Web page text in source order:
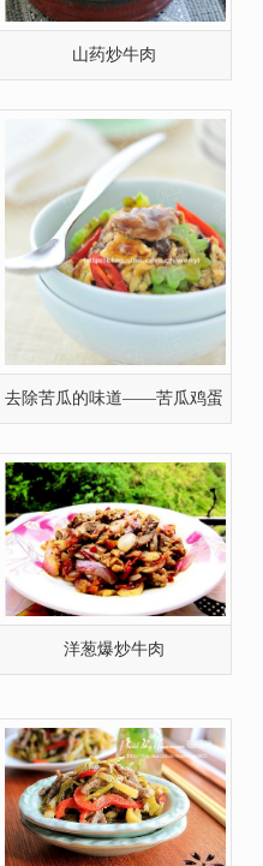
山药炒牛肉
去除苦瓜的味道——苦瓜鸡蛋
洋葱爆炒牛肉